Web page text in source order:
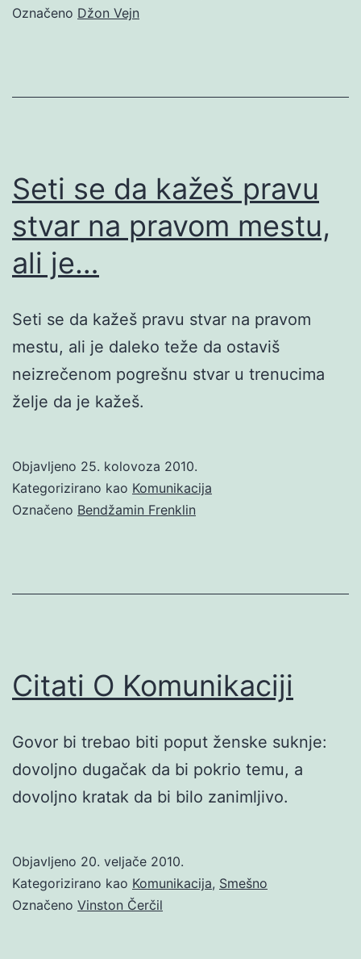
Označeno Džon Vejn
Seti se da kažeš pravu
stvar na pravom mestu,
ali je…
Seti se da kažeš pravu stvar na pravom
mestu, ali je daleko teže da ostaviš
neizrečenom pogrešnu stvar u trenucima
želje da je kažeš.
Objavljeno 25. kolovoza 2010.
Kategorizirano kao Komunikacija
Označeno Bendžamin Frenklin
Citati O Komunikaciji
Govor bi trebao biti poput ženske suknje:
dovoljno dugačak da bi pokrio temu, a
dovoljno kratak da bi bilo zanimljivo.
Objavljeno 20. veljače 2010.
Kategorizirano kao Komunikacija, Smešno
Označeno Vinston Čerčil